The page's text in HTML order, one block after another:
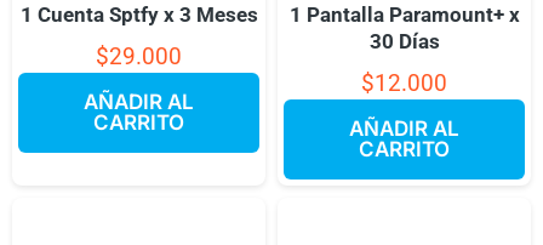
1 Cuenta Sptfy x 3 Meses
$29.000
AÑADIR AL
CARRITO
1 Pantalla Paramount+ x
30 Días
$12.000
AÑADIR AL
CARRITO